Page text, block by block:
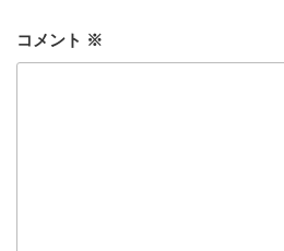
コメント ※